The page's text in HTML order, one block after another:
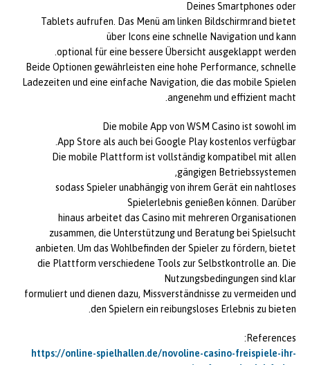
Deines Smartphones oder
Tablets aufrufen. Das Menü am linken Bildschirmrand bietet
über Icons eine schnelle Navigation und kann
optional für eine bessere Übersicht ausgeklappt werden.
Beide Optionen gewährleisten eine hohe Performance, schnelle
Ladezeiten und eine einfache Navigation, die das mobile Spielen
angenehm und effizient macht.
Die mobile App von WSM Casino ist sowohl im
App Store als auch bei Google Play kostenlos verfügbar.
Die mobile Plattform ist vollständig kompatibel mit allen
gängigen Betriebssystemen,
sodass Spieler unabhängig von ihrem Gerät ein nahtloses
Spielerlebnis genießen können. Darüber
hinaus arbeitet das Casino mit mehreren Organisationen
zusammen, die Unterstützung und Beratung bei Spielsucht
anbieten. Um das Wohlbefinden der Spieler zu fördern, bietet
die Plattform verschiedene Tools zur Selbstkontrolle an. Die
Nutzungsbedingungen sind klar
formuliert und dienen dazu, Missverständnisse zu vermeiden und
den Spielern ein reibungsloses Erlebnis zu bieten.
References:
https://online-spielhallen.de/novoline-casino-freispiele-ihr-